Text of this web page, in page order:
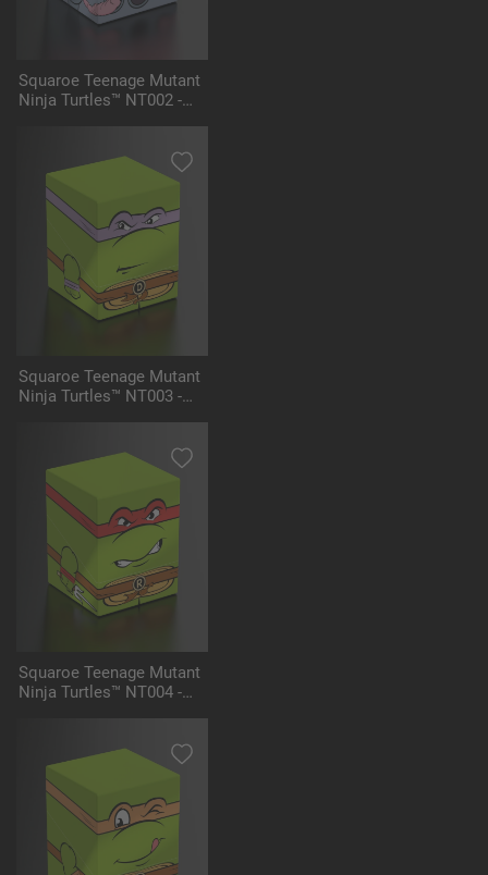
Squaroe Teenage Mutant
Ninja Turtles™ NT002 -
Squaroe Teenage Mutant
Ninja Turtles™ NT003 -
Squaroe Teenage Mutant
Ninja Turtles™ NT004 -